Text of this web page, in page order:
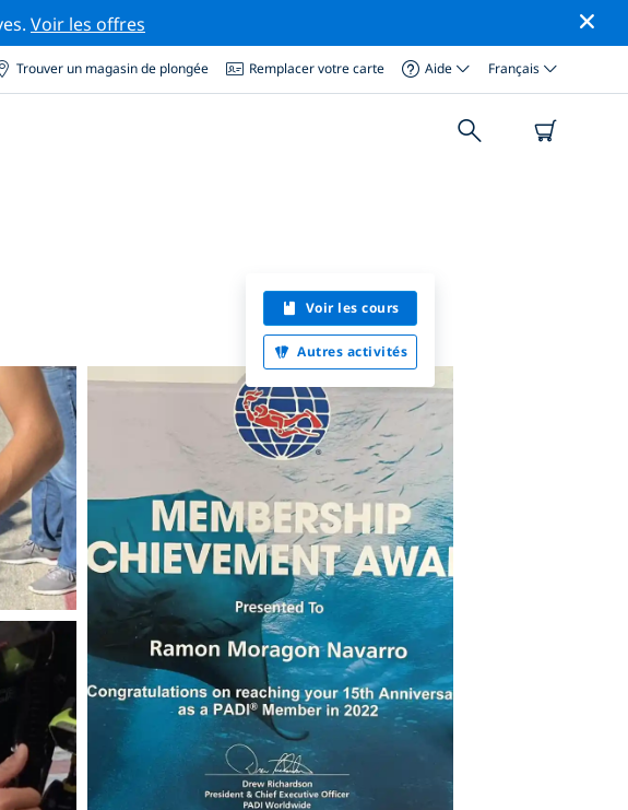
Voir les offres
Trouver un magasin de plongée Remplacer votre carte Aide Français
Voir les cours
Autres activités